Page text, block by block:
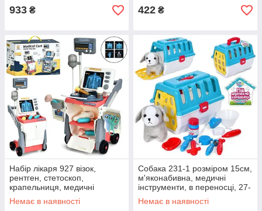
933 ₴ 422 ₴
Набір лікаря 927 візок,
рентген, стетоскоп,
крапельниця, медичні
інструменти, звук, світло, на
батарейках.
Немає в наявності
Собака 231-1 розміром 15см,
м'яконабивна, медичні
інструменти, в переносці, 27-
21-21см
Немає в наявності